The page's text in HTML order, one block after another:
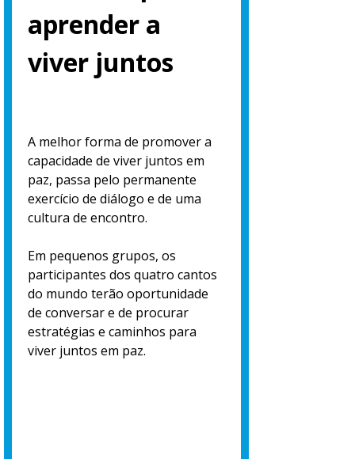
aprender a
viver juntos
A melhor forma de promover a
capacidade de viver juntos em
paz, passa pelo permanente
exercício de diálogo e de uma
cultura de encontro.
Em pequenos grupos, os
participantes dos quatro cantos
do mundo terão oportunidade
de conversar e de procurar
estratégias e caminhos para
viver juntos em paz.